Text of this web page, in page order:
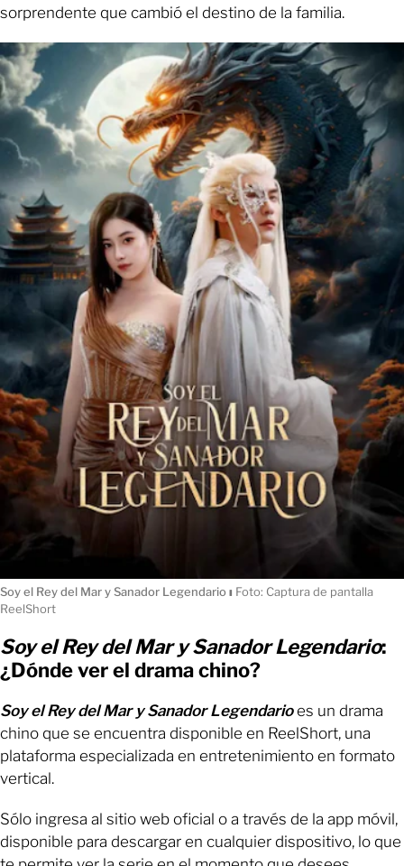
sorprendente que cambió el destino de la familia.
Soy el Rey del Mar y Sanador Legendarioı Foto: Captura de pantalla
ReelShort
Soy el Rey del Mar y Sanador Legendario:
¿Dónde ver el drama chino?
Soy el Rey del Mar y Sanador Legendarioes un drama
chino que se encuentra disponible en ReelShort, una
plataforma especializada en entretenimiento en formato
vertical.
Sólo ingresa al sitio web oficial o a través de la app móvil,
disponible para descargar en cualquier dispositivo, lo que